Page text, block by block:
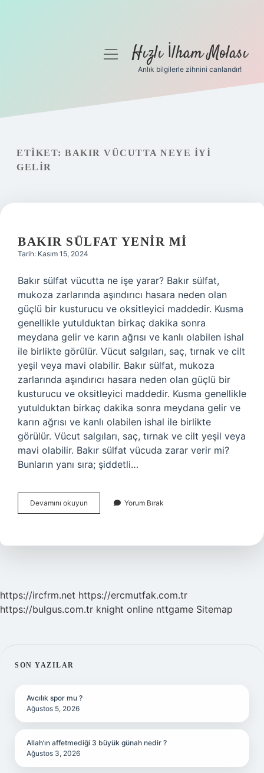
Gizlilik Politikası
Hakkımızda
menüyüHızlı İlham Molası
Anlık bilgilerle zihnini canlandır!
ETIKET: BAKIR VÜCUTTA NEYE IYI
GELIR
BAKIR SÜLFAT YENIR MI
Tarih: Kasım 15, 2024
Bakır sülfat vücutta ne işe yarar? Bakır sülfat,
mukoza zarlarında aşındırıcı hasara neden olan
güçlü bir kusturucu ve oksitleyici maddedir. Kusma
genellikle yutulduktan birkaç dakika sonra
meydana gelir ve karın ağrısı ve kanlı olabilen ishal
ile birlikte görülür. Vücut salgıları, saç, tırnak ve cilt
yeşil veya mavi olabilir. Bakır sülfat, mukoza
zarlarında aşındırıcı hasara neden olan güçlü bir
kusturucu ve oksitleyici maddedir. Kusma genellikle
yutulduktan birkaç dakika sonra meydana gelir ve
karın ağrısı ve kanlı olabilen ishal ile birlikte
görülür. Vücut salgıları, saç, tırnak ve cilt yeşil veya
mavi olabilir. Bakır sülfat vücuda zarar verir mi?
Bunların yanı sıra; şiddetli…
Devamını okuyun
Sülfat
Yorum Bırak
https://ircfrm.net https://ercmutfak.com.tr
https://bulgus.com.tr knight online nttgame Sitemap
SIDEBAR
SON YAZILAR
Avcılık spor mu ?
Ağustos 5, 2026
Allah’ın affetmediği 3 büyük günah nedir ?
Ağustos 3, 2026